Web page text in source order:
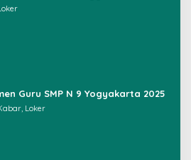
Guru SMP N 9 Yogyakarta 2025
Loker